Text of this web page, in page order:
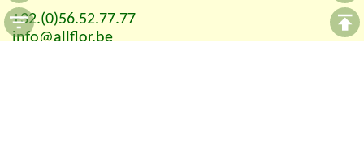
+32.(0)56.52.77.77
info@allflor.be